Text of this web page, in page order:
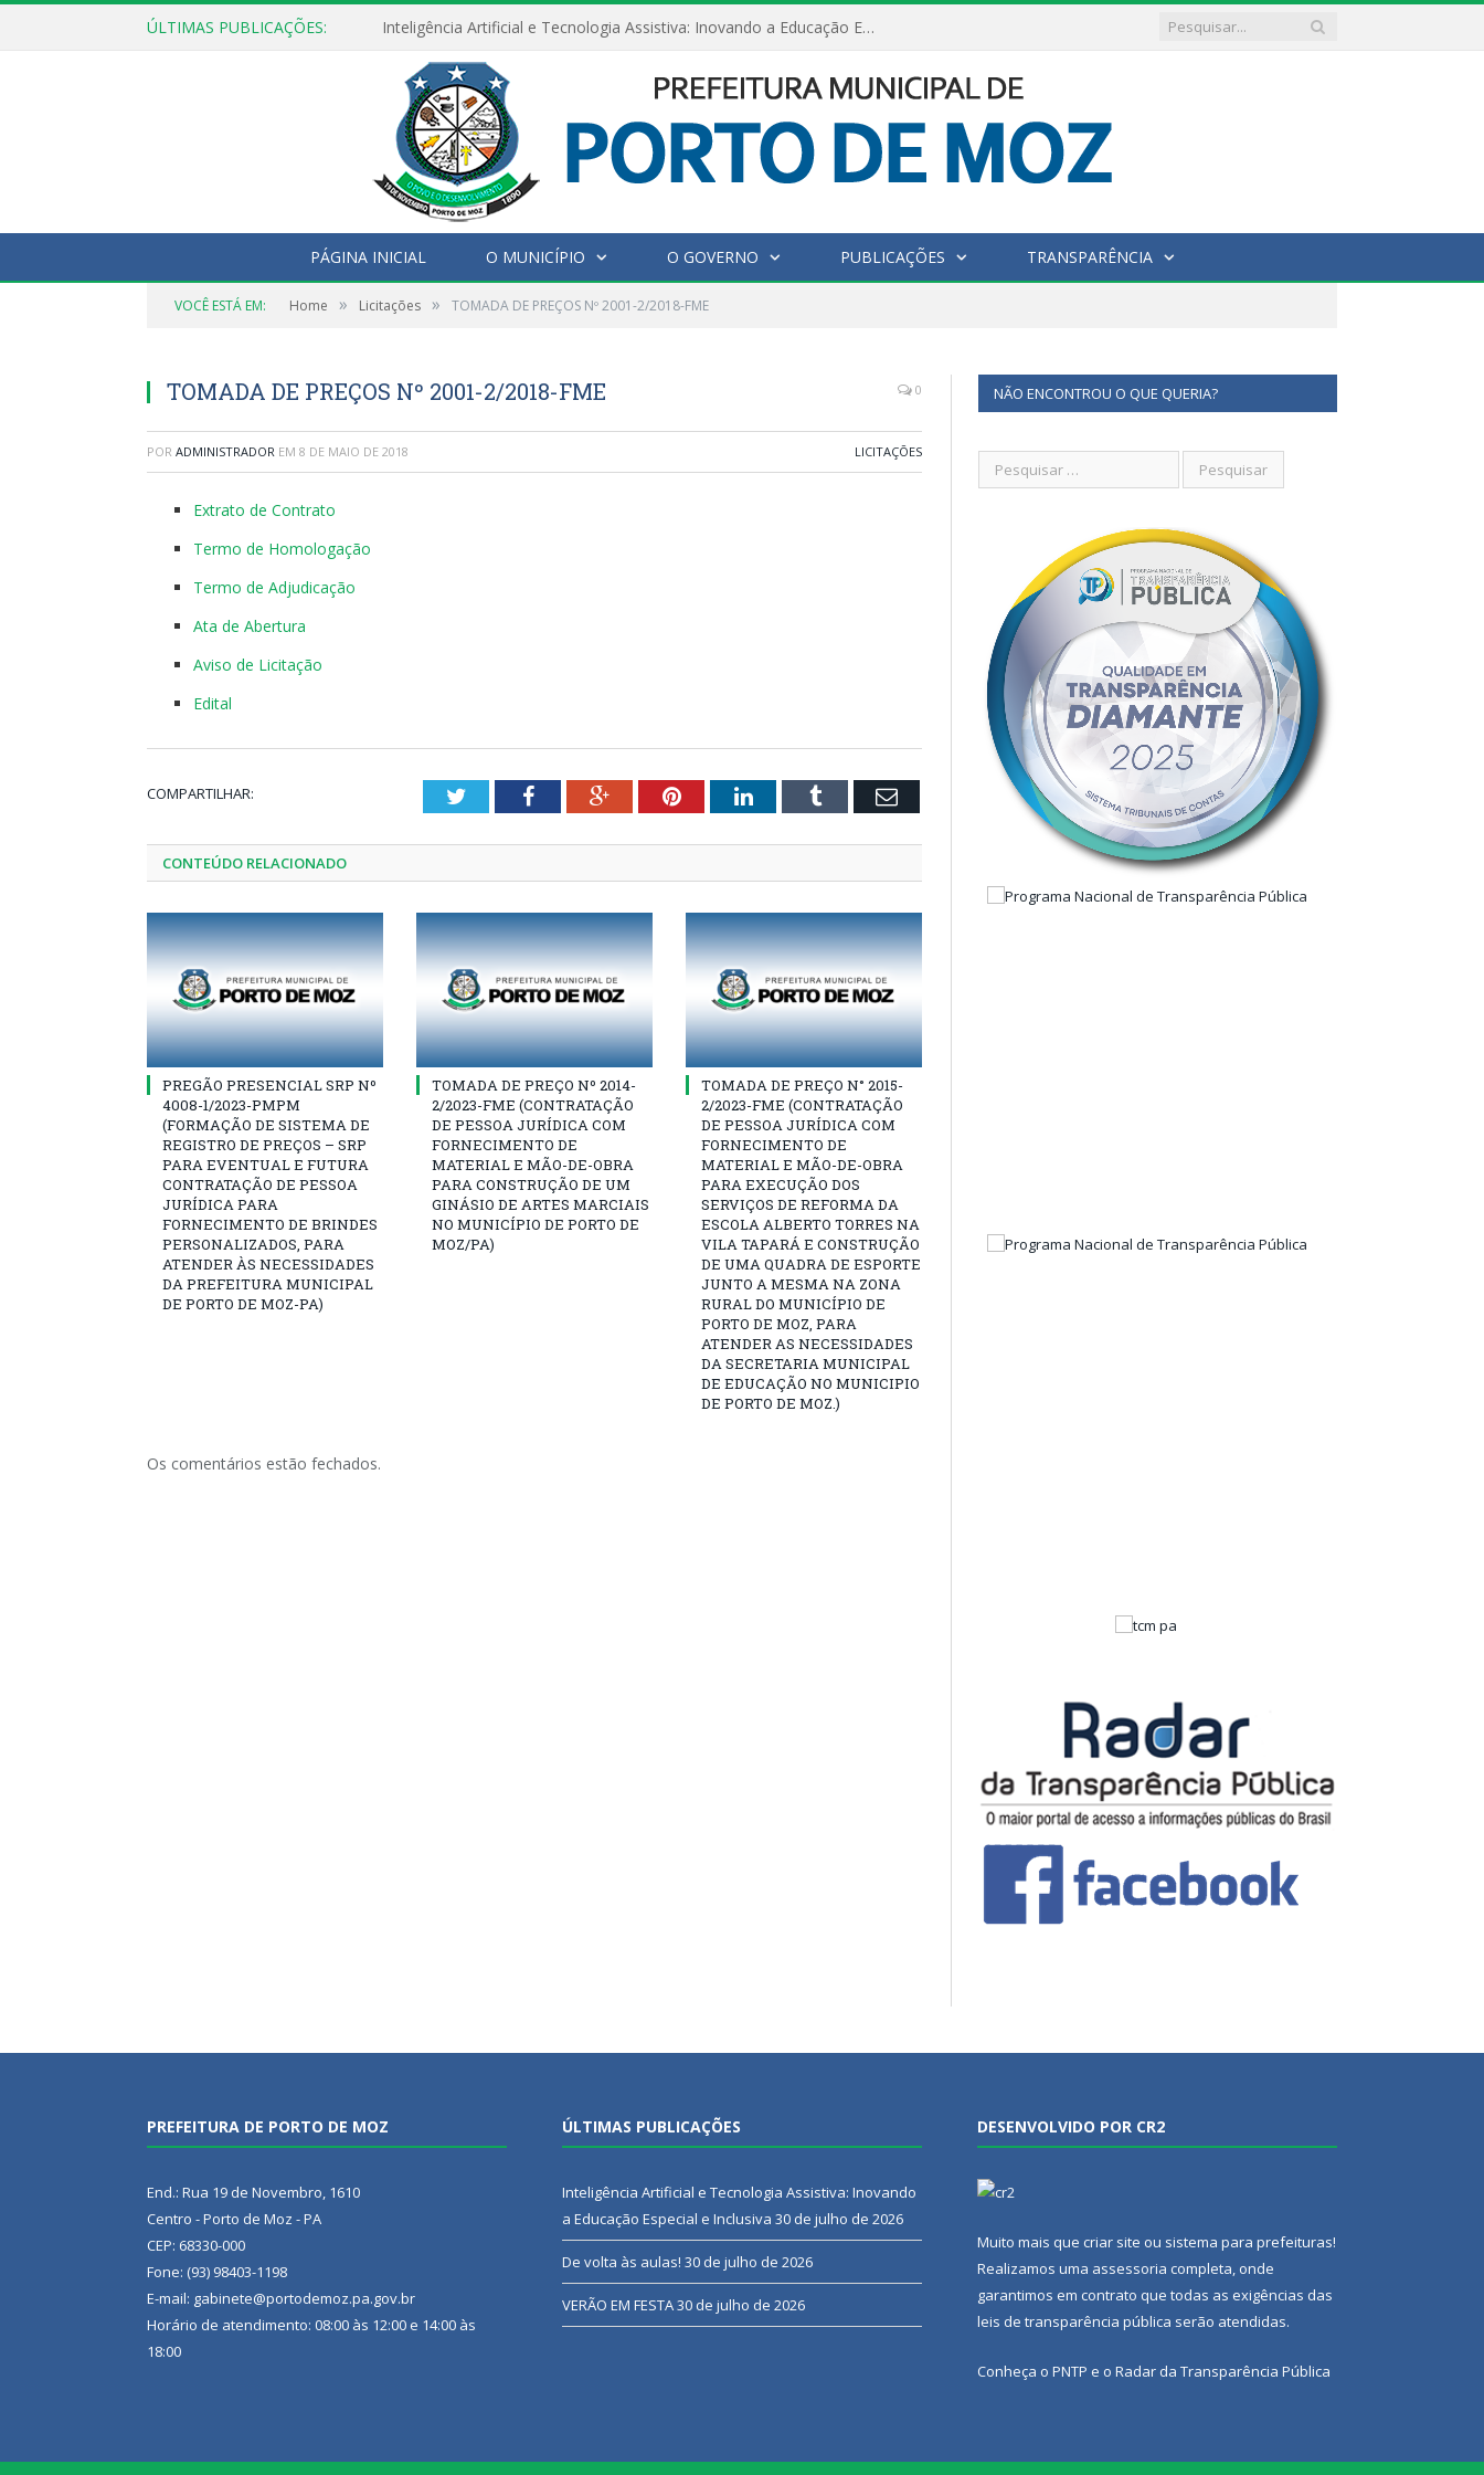
ÚLTIMAS PUBLICAÇÕES: Inteligência Artificial e Tecnologia Assistiva: Inovando a Educação Especial e Inclusiva
PÁGINA INICIAL O MUNICÍPIO O GOVERNO PUBLICAÇÕES TRANSPARÊNCIA
VOCÊ ESTÁ EM: Home » Licitações » TOMADA DE PREÇOS Nº 2001-2/2018-FME
TOMADA DE PREÇOS Nº 2001-2/2018-FME 0
POR ADMINISTRADOR EM 8 DE MAIO DE 2018 LICITAÇÕES
Extrato de Contrato
Termo de Homologação
Termo de Adjudicação
Ata de Abertura
Aviso de Licitação
Edital
COMPARTILHAR: TwitterFacebookGoogle+PinterestLinkedInTumblr Email
CONTEÚDO RELACIONADO
PREGÃO PRESENCIAL SRP Nº
4008-1/2023-PMPM
(FORMAÇÃO DE SISTEMA DE
REGISTRO DE PREÇOS – SRP
PARA EVENTUAL E FUTURA
CONTRATAÇÃO DE PESSOA
JURÍDICA PARA
FORNECIMENTO DE BRINDES
PERSONALIZADOS, PARA
ATENDER ÀS NECESSIDADES
DA PREFEITURA MUNICIPAL
DE PORTO DE MOZ-PA)
TOMADA DE PREÇO Nº 2014-
2/2023-FME (CONTRATAÇÃO
DE PESSOA JURÍDICA COM
FORNECIMENTO DE
MATERIAL E MÃO-DE-OBRA
PARA CONSTRUÇÃO DE UM
GINÁSIO DE ARTES MARCIAIS
NO MUNICÍPIO DE PORTO DE
MOZ/PA)
TOMADA DE PREÇO N° 2015-
2/2023-FME (CONTRATAÇÃO
DE PESSOA JURÍDICA COM
FORNECIMENTO DE
MATERIAL E MÃO-DE-OBRA
PARA EXECUÇÃO DOS
SERVIÇOS DE REFORMA DA
ESCOLA ALBERTO TORRES NA
VILA TAPARÁ E CONSTRUÇÃO
DE UMA QUADRA DE ESPORTE
JUNTO A MESMA NA ZONA
RURAL DO MUNICÍPIO DE
PORTO DE MOZ, PARA
ATENDER AS NECESSIDADES
DA SECRETARIA MUNICIPAL
DE EDUCAÇÃO NO MUNICIPIO
DE PORTO DE MOZ.)
Os comentários estão fechados.
NÃO ENCONTROU O QUE QUERIA?
PREFEITURA DE PORTO DE MOZ
End.: Rua 19 de Novembro, 1610
Centro - Porto de Moz - PA
CEP: 68330-000
Fone: (93) 98403-1198
E-mail: gabinete@portodemoz.pa.gov.br
Horário de atendimento: 08:00 às 12:00 e 14:00 às
18:00
ÚLTIMAS PUBLICAÇÕES
Inteligência Artificial e Tecnologia Assistiva: Inovando
a Educação Especial e Inclusiva 30 de julho de 2026
De volta às aulas! 30 de julho de 2026
VERÃO EM FESTA30 de julho de 2026
DESENVOLVIDO POR CR2
Muito mais que criar site ou sistema para prefeituras!
Realizamos uma assessoria completa, onde
garantimos em contrato que todas as exigências das
leis de transparência pública serão atendidas.
Conheça o PNTP e o Radar da Transparência Pública